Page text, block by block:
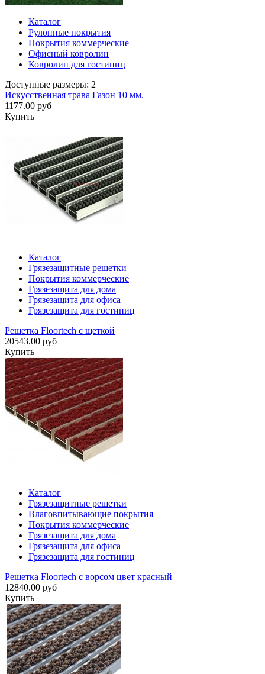
Каталог
Рулонные покрытия
Покрытия коммерческие
Офисный ковролин
Ковролин для гостиниц
Доступные размеры: 2
Искусственная трава Газон 10 мм.
1177.00 руб
Купить
Каталог
Грязезащитные решетки
Покрытия коммерческие
Грязезащита для дома
Грязезащита для офиса
Грязезащита для гостиниц
Решетка Floortech с щеткой
20543.00 руб
Купить
Каталог
Грязезащитные решетки
Влаговпитывающие покрытия
Покрытия коммерческие
Грязезащита для дома
Грязезащита для офиса
Грязезащита для гостиниц
Решетка Floortech с ворсом цвет красный
12840.00 руб
Купить